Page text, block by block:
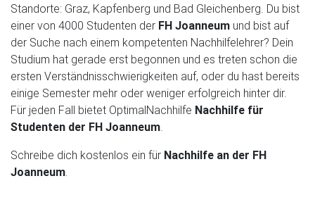
Standorte: Graz, Kapfenberg und Bad Gleichenberg. Du bist
einer von 4000 Studenten der FH Joanneum und bist auf
der Suche nach einem kompetenten Nachhilfelehrer? Dein
Studium hat gerade erst begonnen und es treten schon die
ersten Verständnisschwierigkeiten auf, oder du hast bereits
einige Semester mehr oder weniger erfolgreich hinter dir.
Für jeden Fall bietet OptimalNachhilfe Nachhilfe für
Studenten der FH Joanneum
Schreibe dich kostenlos ein für Nachhilfe an der FH
Joanneum